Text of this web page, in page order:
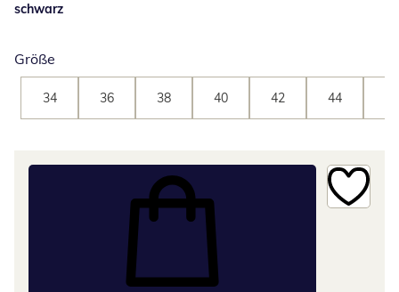
schwarz
Größe
34 36 38 40 42 44